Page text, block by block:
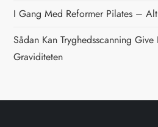
i
g
a
t
I Gang Med Reformer Pilates –
Sådan Kan Tryghedsscanning
Graviditeten